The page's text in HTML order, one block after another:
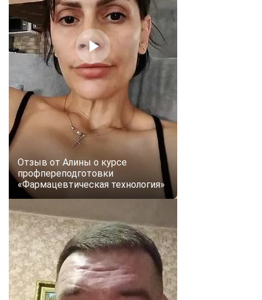
Отзыв от Алины о курсе
профпереподготовки
«Фармацевтическая технология»